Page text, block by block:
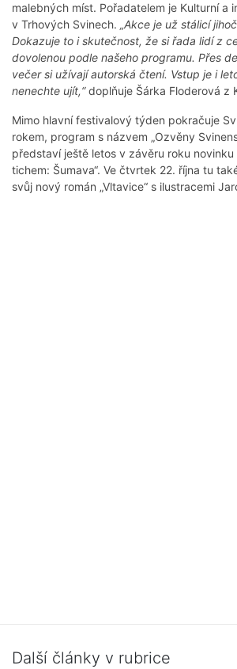
malebných míst. Pořadatelem je Kulturní a
v Trhových Svinech. „Akce je už stálicí
Dokazuje to i skutečnost, že si řada lidí z
dovolenou podle našeho programu. Přes
večer si užívají autorská čtení. Vstup je i
nenechte ujít,“doplňuje Šárka Floderová z
Mimo hlavní festivalový týden pokračuje
rokem, program s názvem „Ozvěny
představí ještě letos v závěru roku novinku
tichem: Šumava“. Ve čtvrtek 22. října tu
svůj nový román „Vltavice“ s ilustracemi
Další články v rubrice